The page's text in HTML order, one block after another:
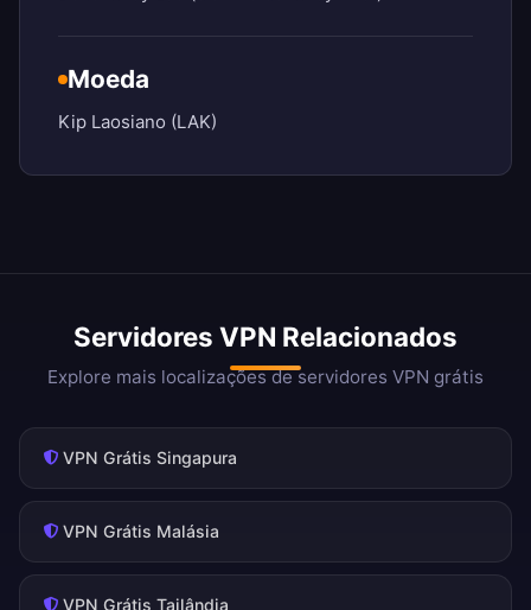
Moeda
Kip Laosiano (LAK)
Servidores VPN Relacionados
Explore mais localizações de servidores VPN grátis
VPN Grátis Singapura
VPN Grátis Malásia
VPN Grátis Tailândia